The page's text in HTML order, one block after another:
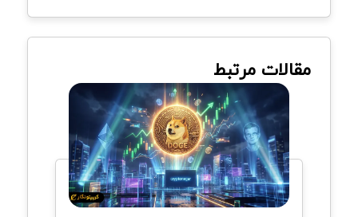
مقالات مرتبط